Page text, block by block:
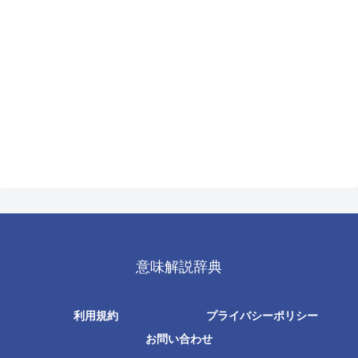
意味解説辞典
利用規約
プライバシーポリシー
お問い合わせ